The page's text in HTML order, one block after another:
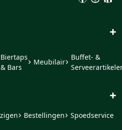
+
Biertaps
& Bars
Meubilair
Buffet- &
+
Bestellingen Spoedservice